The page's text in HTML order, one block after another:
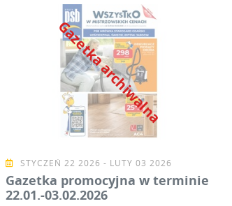
Gazetka archiwalna
STYCZEŃ 22 2026 - LUTY 03 2026
Gazetka promocyjna w terminie
22.01.-03.02.2026